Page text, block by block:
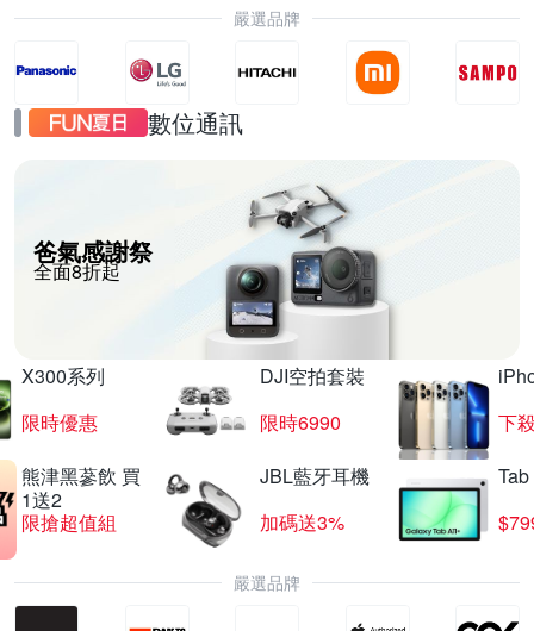
嚴選品牌
數位通訊
爸氣感謝祭
全面8折起
X300系列
限時優惠
DJI空拍套裝
限時6990
下
熊津黑蔘飲 買
1送2
限搶超值組
JBL藍牙耳機
加碼送3%
嚴選品牌